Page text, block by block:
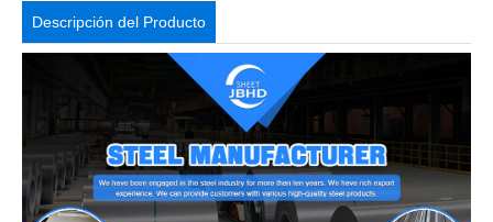
Descripción del Producto